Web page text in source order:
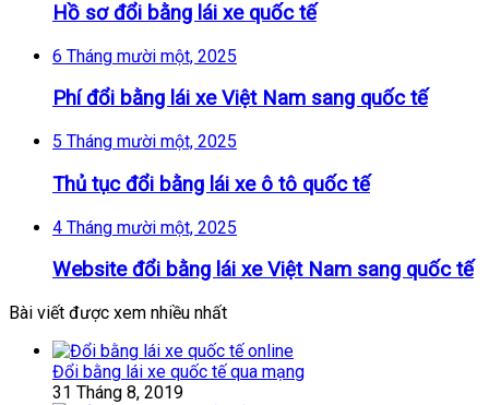
Hồ sơ đổi bằng lái xe quốc tế
6 Tháng mười một, 2025
Phí đổi bằng lái xe Việt Nam sang quốc tế
5 Tháng mười một, 2025
Thủ tục đổi bằng lái xe ô tô quốc tế
4 Tháng mười một, 2025
Website đổi bằng lái xe Việt Nam sang quốc tế
Bài viết được xem nhiều nhất
Đổi bằng lái xe quốc tế qua mạng
31 Tháng 8, 2019